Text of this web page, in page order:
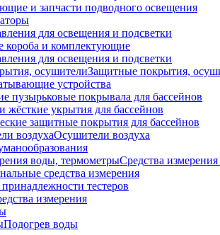
и запчасти подводного освещения
для освещения и подсветки
короба и комплектующие
для освещения и подсветки
Защитные покрытия,
устройства
пузырьковые покрывала для бассейнов
жёсткие укрытия для бассейнов
защитные покрытия для бассейнов
Осушители воздуха
Средства
средства измерения
тестеров
измерения
Подогрев воды